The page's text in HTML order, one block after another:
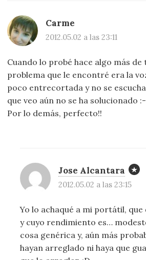
Carme
2012.05.02 a las 23:11
Cuando lo probé hace algo más de
problema que le encontré era la
poco entrecortada y no se
que veo aún no se ha solucionado
Por lo demás, perfecto!!
Jose Alcantara
2012.05.02 a las 23:15
Yo lo achaqué a mi portátil,
y cuyo rendimiento es…
cosa genérica y, aún más
hayan arreglado ni haya que